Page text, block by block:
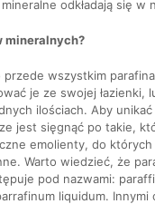
odkładają się w
mineralnych?
przede wszystkim
je ze swojej łazienki,
ilościach. Aby unikać
jest sięgnąć po takie,
emolienty, do których
Warto wiedzieć, że
pod nazwami:
liquidum. Innymi